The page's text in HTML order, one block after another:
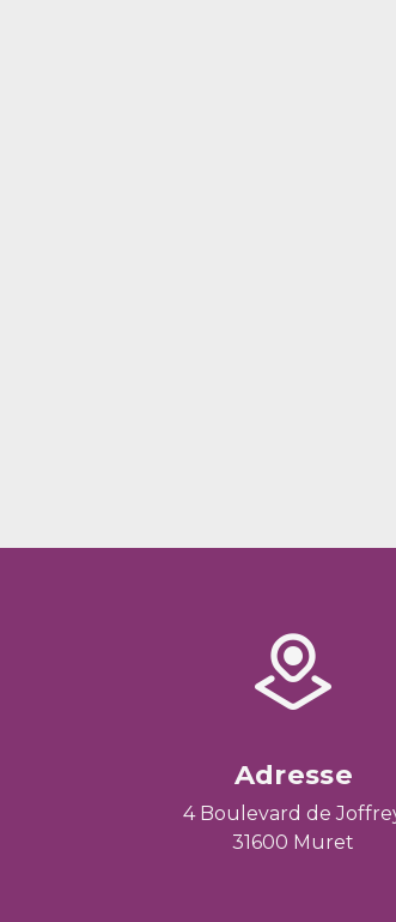
Adresse
4 Boulevard de
31600 Muret